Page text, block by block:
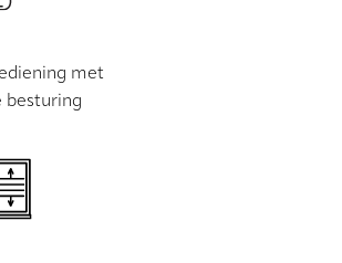
met
besturing